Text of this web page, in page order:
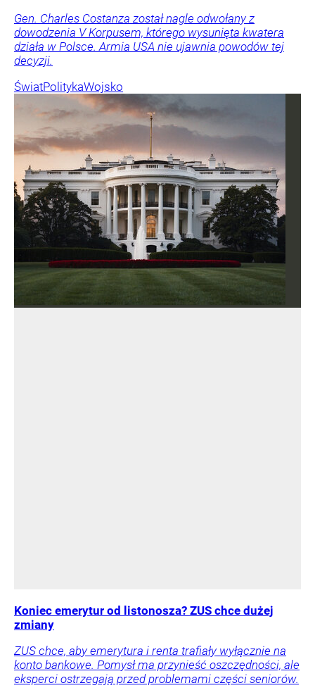
Gen. Charles Costanza został nagle odwołany z
dowodzenia V Korpusem, którego wysunięta kwatera
działa w Polsce. Armia USA nie ujawnia powodów tej
decyzji.
ŚwiatPolitykaWojsko
Koniec emerytur od listonosza? ZUS chce dużej
zmiany
ZUS chce, aby emerytura i renta trafiały wyłącznie na
konto bankowe. Pomysł ma przynieść oszczędności, ale
eksperci ostrzegają przed problemami części seniorów.